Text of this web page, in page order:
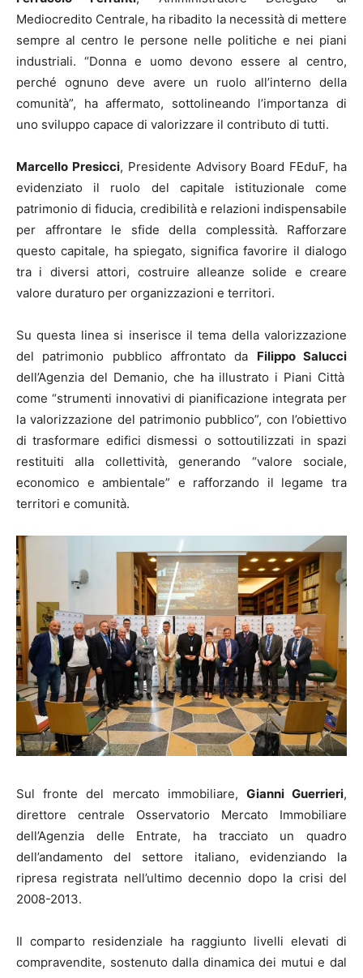
Mediocredito Centrale, ha ribadito la necessità di mettere
sempre al centro le persone nelle politiche e nei piani
industriali. “Donna e uomo devono essere al centro,
perché ognuno deve avere un ruolo all’interno della
comunità”, ha affermato, sottolineando l’importanza di
uno sviluppo capace di valorizzare il contributo di tutti.
Marcello Presicci, Presidente Advisory Board FEduF, ha
evidenziato il ruolo del capitale istituzionale come
patrimonio di fiducia, credibilità e relazioni indispensabile
per affrontare le sfide della complessità. Rafforzare
questo capitale, ha spiegato, significa favorire il dialogo
tra i diversi attori, costruire alleanze solide e creare
valore duraturo per organizzazioni e territori.
Su questa linea si inserisce il tema della valorizzazione
del patrimonio pubblico affrontato da Filippo Salucci
dell’Agenzia del Demanio, che ha illustrato i Piani Città
come “strumenti innovativi di pianificazione integrata per
la valorizzazione del patrimonio pubblico”, con l’obiettivo
di trasformare edifici dismessi o sottoutilizzati in spazi
restituiti alla collettività, generando “valore sociale,
economico e ambientale” e rafforzando il legame tra
territori e comunità.
Sul fronte del mercato immobiliare, Gianni Guerrieri,
direttore centrale Osservatorio Mercato Immobiliare
dell’Agenzia delle Entrate, ha tracciato un quadro
dell’andamento del settore italiano, evidenziando la
ripresa registrata nell’ultimo decennio dopo la crisi del
2008-2013.
Il comparto residenziale ha raggiunto livelli elevati di
compravendite, sostenuto dalla dinamica dei mutui e dal